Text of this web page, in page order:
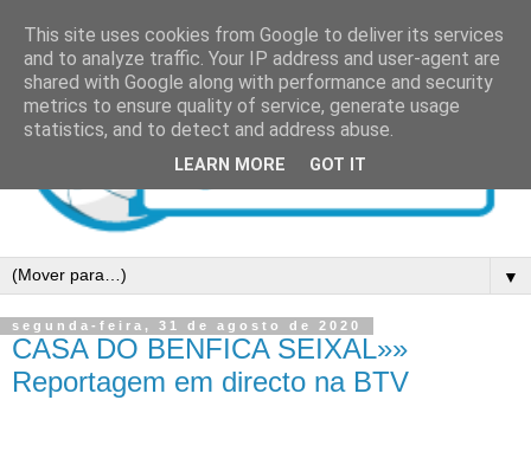
▼
segunda-feira, 31 de agosto de 2020
CASA DO BENFICA SEIXAL»»
Reportagem em directo na BTV
This site uses cookies from Google to deliver its services
and to analyze traffic. Your IP address and user-agent are
shared with Google along with performance and security
metrics to ensure quality of service, generate usage
statistics, and to detect and address abuse.
LEARN MORE GOT IT